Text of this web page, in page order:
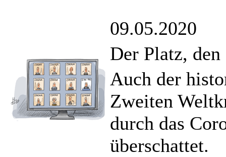
09.05.2020
Der Platz,
Auch der
Zweiten
durch das
überschattet.